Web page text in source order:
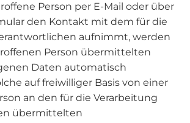
Person per E-Mail oder über
den Kontakt mit dem für die
aufnimmt, werden
Person übermittelten
Daten automatisch
auf freiwilliger Basis von einer
an den für die Verarbeitung
übermittelten